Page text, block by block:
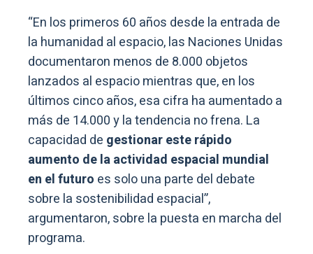
“En los primeros 60 años desde la entrada de
la humanidad al espacio, las Naciones Unidas
documentaron menos de 8.000 objetos
lanzados al espacio mientras que, en los
últimos cinco años, esa cifra ha aumentado a
más de 14.000 y la tendencia no frena. La
capacidad de gestionar este rápido
aumento de la actividad espacial mundial
en el futuro es solo una parte del debate
sobre la sostenibilidad espacial”,
argumentaron, sobre la puesta en marcha del
programa.